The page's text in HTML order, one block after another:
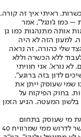
ראיתי איך זה קורה.
כמו ג'ונגל", אמר
אותה מתנהגות כמו גן
כמוה. למעון הזה לא היה
שלי כהורה, זה נראה
ללא הכשרה וללא
'בואו נטפל בזה עוד 4 שנים. לא נורא'. אני חוויתי
לדון בזה ברוגע".
שמי שעוסק ייתן את
בחוק הפיקוח על
בלשון המעטה. הגיע הזמן
מי שעוסק בתחום
לעבריין לאור העובדה שההארכה נגמרה. אי אפשר לדרוש ממי שמרוויח 40